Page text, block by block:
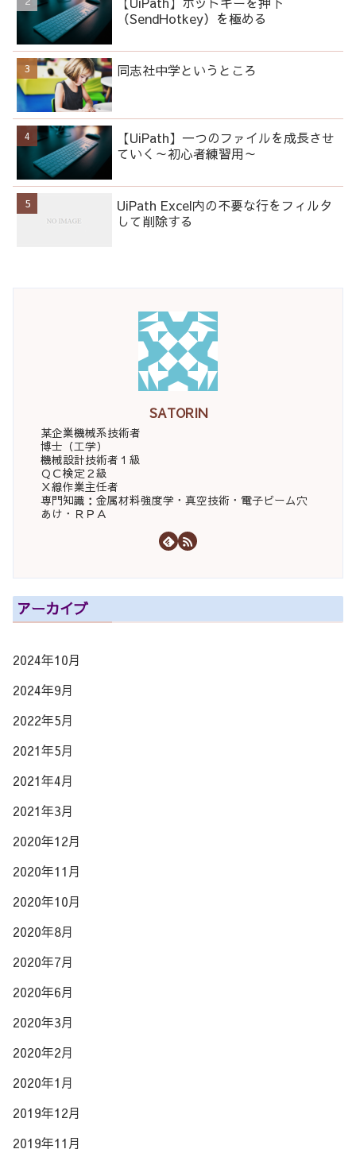
（SendHotkey）を極める
同志社中学というところ
【UiPath】一つのファイルを成長させ
ていく～初心者練習用～
UiPath Excel内の不要な行をフィルタ
して削除する
SATORIN
某企業機械系技術者
博士（工学）
機械設計技術者１級
ＱＣ検定２級
Ｘ線作業主任者
専門知識：金属材料強度学・真空技術・電子ビーム穴
あけ・ＲＰＡ
アーカイブ
2024年10月
2024年9月
2022年5月
2021年5月
2021年4月
2021年3月
2020年12月
2020年11月
2020年10月
2020年8月
2020年7月
2020年6月
2020年3月
2020年2月
2020年1月
2019年12月
2019年11月